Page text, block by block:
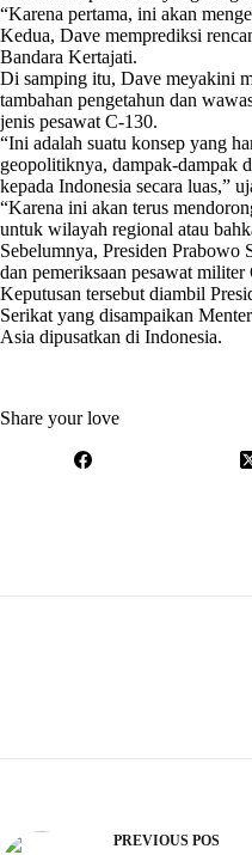
“Karena pertama, ini akan
Kedua, Dave memprediksi
Bandara Kertajati.
Di samping itu, Dave meyakini
tambahan pengetahun dan
jenis pesawat C-130.
“Ini adalah suatu konsep yang
geopolitiknya, dampak-dampak
kepada Indonesia secara luas,”
“Karena ini akan terus
untuk wilayah regional atau
Sebelumnya, Presiden Prabowo
dan pemeriksaan pesawat
Keputusan tersebut diambil
Serikat yang disampaikan
Asia dipusatkan di Indonesia.
Share your love
PREVIOUS POS